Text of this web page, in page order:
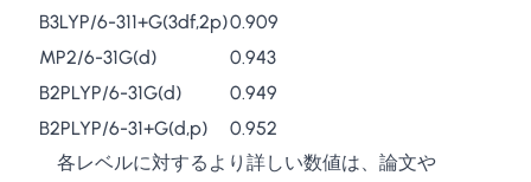
B3LYP/6-311+G(3df,2p)0.909
MP2/6-31G(d)
0.943
B2PLYP/6-31G(d)
0.949
B2PLYP/6-31+G(d,p)
0.952
各レベルに対するより詳しい数値は、論文や